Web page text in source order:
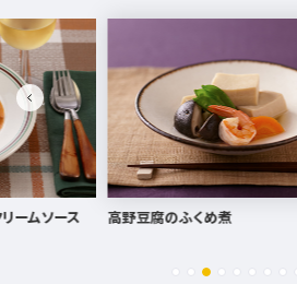
さんま炊き込み＆かば焼きごはん